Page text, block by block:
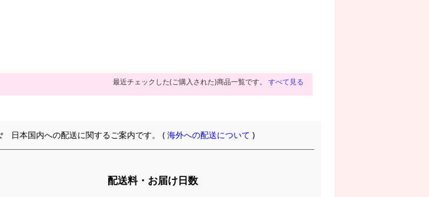
最近チェックした(ご購入された)商品一覧です。 すべて見る
日本国内への配送に関するご案内です。 (海外への配送について )
配送料・お届け日数